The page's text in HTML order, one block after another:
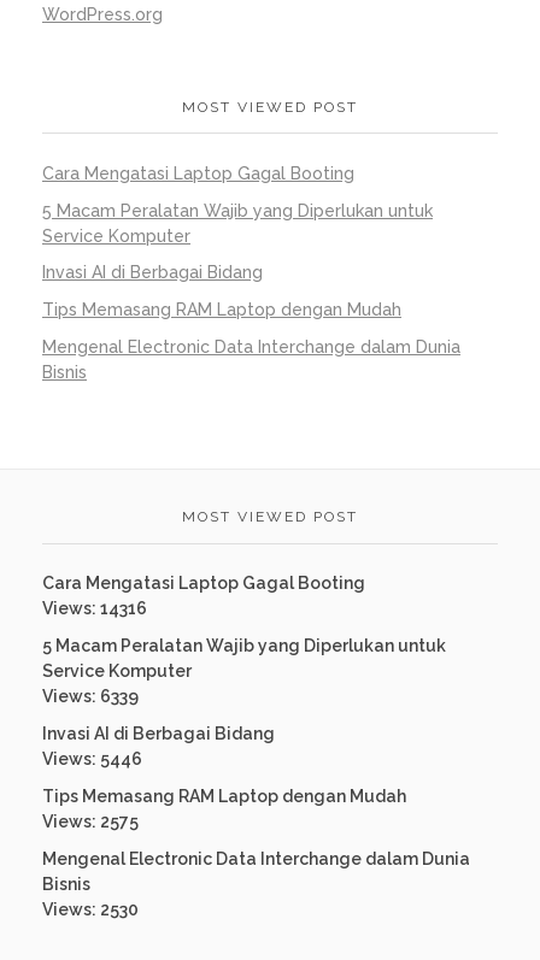
WordPress.org
MOST VIEWED POST
Cara Mengatasi Laptop Gagal Booting
5 Macam Peralatan Wajib yang Diperlukan untuk
Service Komputer
Invasi AI di Berbagai Bidang
Tips Memasang RAM Laptop dengan Mudah
Mengenal Electronic Data Interchange dalam Dunia
Bisnis
MOST VIEWED POST
Cara Mengatasi Laptop Gagal Booting
Views: 14316
5 Macam Peralatan Wajib yang Diperlukan untuk
Service Komputer
Views: 6339
Invasi AI di Berbagai Bidang
Views: 5446
Tips Memasang RAM Laptop dengan Mudah
Views: 2575
Mengenal Electronic Data Interchange dalam Dunia
Bisnis
Views: 2530